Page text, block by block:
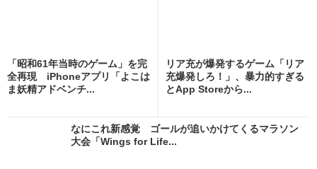
「昭和61年当時のゲーム」を完
全再現 iPhoneアプリ「よこは
ま妖精アドベンチ...
リア充が爆発するゲーム「リア
充爆発しろ！」、暴力的すぎる
とApp Storeから...
なにこれ新感覚 ゴールが追いかけてくるマラソン
大会「Wings for Life...